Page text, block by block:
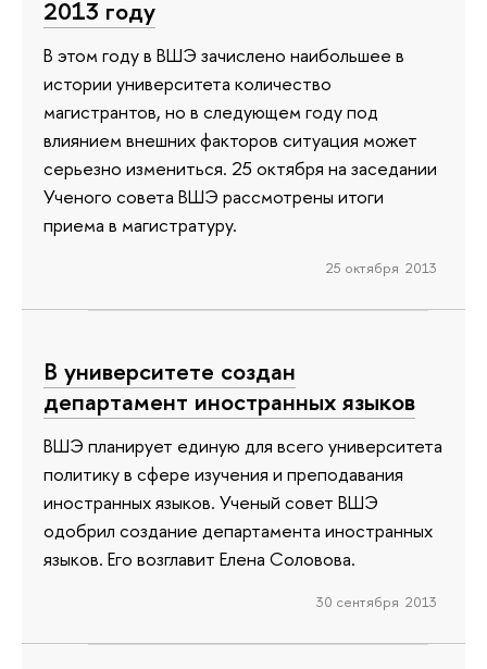
2013 году
В этом году в ВШЭ зачислено наибольшее в
истории университета количество
магистрантов, но в следующем году под
влиянием внешних факторов ситуация может
серьезно измениться. 25 октября на заседании
Ученого совета ВШЭ рассмотрены итоги
приема в магистратуру.
25 октября 2013
В университете создан
департамент иностранных языков
ВШЭ планирует единую для всего университета
политику в сфере изучения и преподавания
иностранных языков. Ученый совет ВШЭ
одобрил создание департамента иностранных
языков. Его возглавит Елена Соловова.
30 сентября 2013